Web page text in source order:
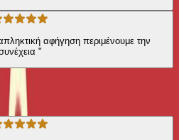
αφήγηση περιμένουμε την
"